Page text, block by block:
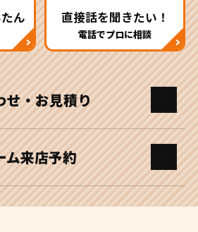
ん 直接話を聞きたい！
電話でプロに相談
せ・お見積り
ム来店予約